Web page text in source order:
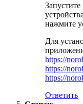
нажмите
Для
https://
https://
https://
Ответить